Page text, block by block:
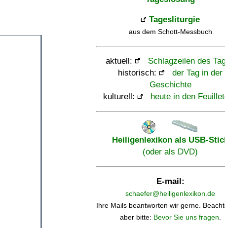
Tagesliturgie
aus dem Schott-Messbuch
aktuell:
Schlagzeilen des
historisch:
der Tag in der
Geschichte
kulturell:
heute in den
Heiligenlexikon als USB-
(oder als DVD)
E-mail:
schaefer@heiligenlexikon.de
Ihre Mails beantworten wir gerne.
aber bitte: Bevor Sie uns fragen.